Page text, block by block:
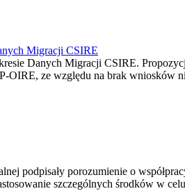
Migracji CSIRE
Danych Migracji CSIRE.
ze względu na brak wniosków
podpisały porozumienie o
szczególnych środków w